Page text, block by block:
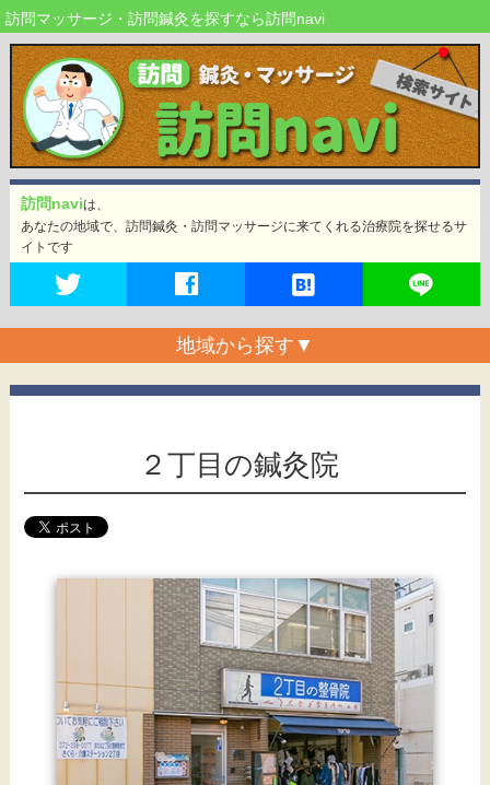
訪問マッサージ・訪問鍼灸を探すなら訪問navi
訪問naviは、
あなたの地域で、訪問鍼灸・訪問マッサージに来てくれる治療院を探せるサ
イトです
地域から探す ▼
２丁目の鍼灸院